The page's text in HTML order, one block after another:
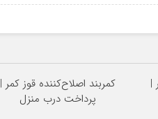
|
کمربند اصلاح‌کننده قوز کمر |
پرداخت درب منزل